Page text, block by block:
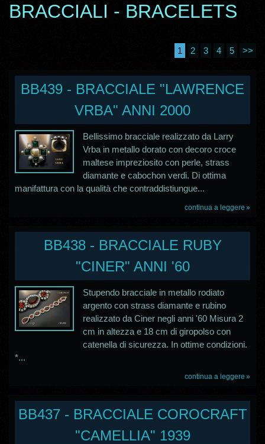
BRACCIALI - BRACELETS
1 2 3 4 5 >>
BB439 - BRACCIALE "LAWRENCE
VRBA" ANNI 2000
Bellissimo bracciale realizzato da Larry
Vrba in metallo dorato con decoro croce
maltese impreziosito con perle, strass
diamante e cabochon verdi. Di ottima
manifattura con la qualità che contraddistiungue...
continua a leggere
BB438 - BRACCIALE RUBY
"CINER" ANNI '60
Stupendo bracciale in metallo rodiato
argento con strass diamante e rubino
realizzato da Ciner negli anni '60 Misura 2
cm in altezza e 18 cm di giropolso con
catenella di sicurezza. In ottime condizioni.
*...
continua a leggere
BB437 - BRACCIALE COROCRAFT
"CAMELLIA" 1939